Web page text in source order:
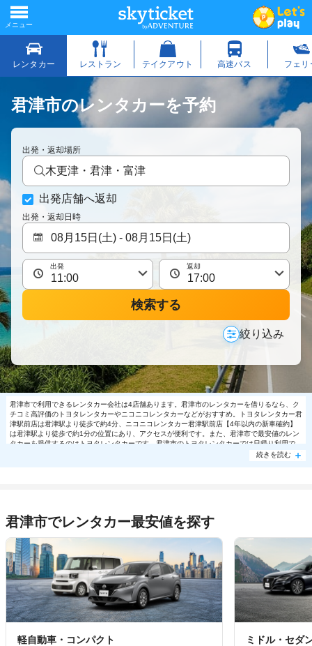
君津市のレンタカーを予約
出発・返却場所
木更津・君津・富津
出発店舗へ返却
出発・返却日時
出発 返却
検索する
絞り込み
君津市で利用できるレンタカー会社は4店舗あります。君津市のレンタカーを借りるなら、ク
チコミ高評価のトヨタレンタカーやニコニコレンタカーなどがおすすめ。トヨタレンタカー君
津駅前店は君津駅より徒歩で約4分、ニコニコレンタカー君津駅前店【4年以内の新車確約】
は君津駅より徒歩で約1分の位置にあり、アクセスが便利です。また、君津市で最安値のレン
タカーを提供するのはトヨタレンタカーです。君津市のトヨタレンタカーでは日帰り利用で
1BOX・ワゴン7260円～の格安で利用できます。君津市で大人気の格安レンタカーは売り切
続きを読む
君津市でレンタカー最安値を探す
軽自動車・コンパクト
ミドル・セダ